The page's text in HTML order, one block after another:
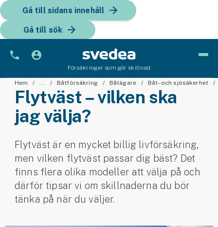
Gå till sidans innehåll
Gå till sök
Försäkringar som gör skillnad
Bil
Bilförsäkring
Fordon
Snöskoterförsäkring
ATV-försäkring
Hem ... Båtförsäkring Båtägare Båt- och sjösäkerhet
Flytväst – vilken ska
jag välja?
Flytväst är en mycket billig livförsäkring,
men vilken flytväst passar dig bäst? Det
finns flera olika modeller att välja på och
därför tipsar vi om skillnaderna du bör
tänka på när du väljer.